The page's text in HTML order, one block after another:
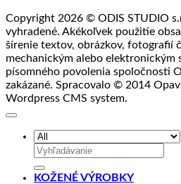
Copyright 2026 © ODIS STUDIO
vyhradené. Akékoľvek použitie
šírenie textov, obrázkov, fotografií
mechanickým alebo elektronickým
písomného povolenia spoločnosti
zakázané. Spracovalo © 2014
Wordpress CMS system.
Hľadať:
KOŽENÉ VÝROBKY